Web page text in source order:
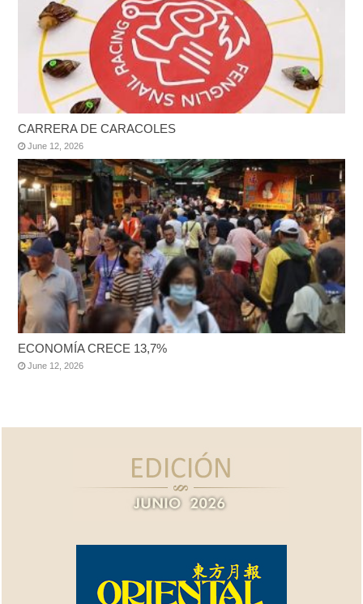
CARRERA DE CARACOLES
June 12, 2026
ECONOMÍA CRECE 13,7%
June 12, 2026